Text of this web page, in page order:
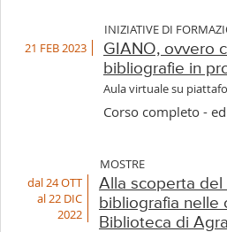
INIZIATIVE DI
21 FEB 2023
GIANO, ovvero
bibliografie in
Aula virtuale su
Corso completo -
MOSTRE
dal 24 OTT
al 22 DIC
2022
Alla scoperta del
bibliografia nelle
Biblioteca di